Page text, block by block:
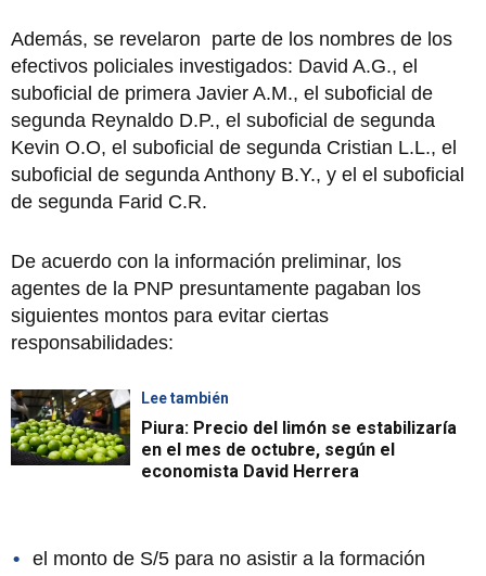
Además, se revelaron parte de los nombres de los
efectivos policiales investigados: David A.G., el
suboficial de primera Javier A.M., el suboficial de
segunda Reynaldo D.P., el suboficial de segunda
Kevin O.O, el suboficial de segunda Cristian L.L., el
suboficial de segunda Anthony B.Y., y el el suboficial
de segunda Farid C.R.
De acuerdo con la información preliminar, los
agentes de la PNP presuntamente pagaban los
siguientes montos para evitar ciertas
responsabilidades:
Lee también
Piura: Precio del limón se estabilizaría
en el mes de octubre, según el
economista David Herrera
el monto de S/5 para no asistir a la formación